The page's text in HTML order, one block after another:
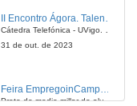
Cátedra Telefónica - UVigo. Espazos de innovación
31 de out. de 2023
Feira EmpregoinCampus Vigo 2024
Preto de medio millar de alumnas e alumnos buscan coñecer máis de preto as oportunidades que lles achegan as arredor de medio cento de empresas que participan na edición viguesa da feira. Xunto coa visita aos stands, durante a feria desenvólvense varias actividades complementarias, como obradoiros, conversas, mesas redondas ou o pasaporte de empregabilidade, un espazo no que poderán recibir asesoramento sobre o seu CV.